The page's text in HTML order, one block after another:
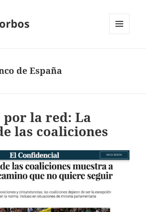
de España
por la red: La
las coaliciones